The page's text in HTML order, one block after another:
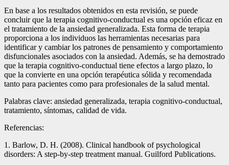
En base a los resultados obtenidos en esta revisión, se puede
concluir que la terapia cognitivo-conductual es una opción eficaz en
el tratamiento de la ansiedad generalizada. Esta forma de terapia
proporciona a los individuos las herramientas necesarias para
identificar y cambiar los patrones de pensamiento y comportamiento
disfuncionales asociados con la ansiedad. Además, se ha demostrado
que la terapia cognitivo-conductual tiene efectos a largo plazo, lo
que la convierte en una opción terapéutica sólida y recomendada
tanto para pacientes como para profesionales de la salud mental.
Palabras clave: ansiedad generalizada, terapia cognitivo-conductual,
tratamiento, síntomas, calidad de vida.
Referencias:
1. Barlow, D. H. (2008). Clinical handbook of psychological
disorders: A step-by-step treatment manual. Guilford Publications.